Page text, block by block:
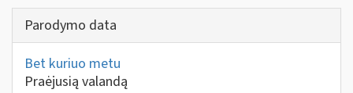
Parodymo data
Bet kuriuo metu
Praėjusią valandą